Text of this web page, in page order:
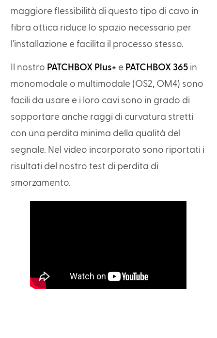
maggiore flessibilità di questo tipo di cavo in
fibra ottica riduce lo spazio necessario per
l'installazione e facilita il processo stesso.
Il nostro PATCHBOX Plus+ e PATCHBOX 365 in
monomodale o multimodale (OS2, OM4) sono
facili da usare e i loro cavi sono in grado di
sopportare anche raggi di curvatura stretti
con una perdita minima della qualità del
segnale. Nel video incorporato sono riportati i
risultati del nostro test di perdita di
smorzamento.